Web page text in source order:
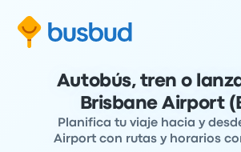
Autobús, tren o
Brisbane Airport
Planifica tu viaje hacia y
Airport con rutas y horarios